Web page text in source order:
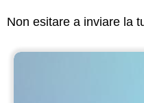
Non esitare a inviare la